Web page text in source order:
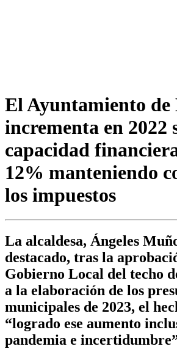
El Ayuntamiento
incrementa en 2022
capacidad
12% manteniendo
los impuestos
La alcaldesa, Ángeles
destacado, tras la
Gobierno Local del techo
a la elaboración de los
municipales de 2023, el
“logrado ese aumento
pandemia e